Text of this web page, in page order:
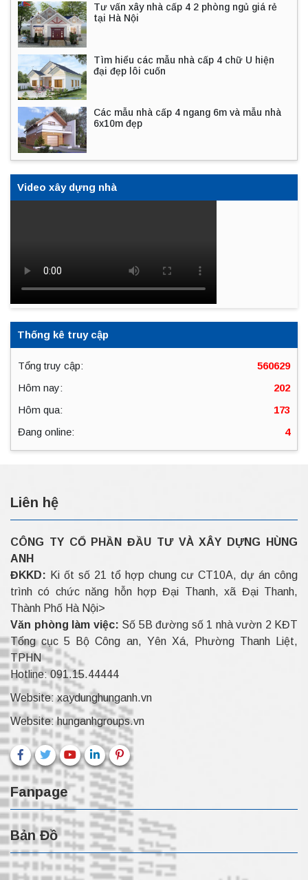
Tư vấn xây nhà cấp 4 2 phòng ngủ giá rẻ
tại Hà Nội
Tìm hiểu các mẫu nhà cấp 4 chữ U hiện
đại đẹp lôi cuốn
Các mẫu nhà cấp 4 ngang 6m và mẫu nhà
6x10m đẹp
Video xây dựng nhà
Thống kê truy cập
560629
Tổng truy cập:
202
Hôm nay:
173
Hôm qua:
4
Đang online:
Liên hệ
CÔNG TY CỔ PHẦN ĐẦU TƯ VÀ XÂY DỰNG HÙNG
ANH
ĐKKD: Ki ốt số 21 tổ hợp chung cư CT10A, dự án công
trình có chức năng hỗn hợp Đại Thanh, xã Đại Thanh,
Thành Phố Hà Nội>
Văn phòng làm việc: Số 5B đường số 1 nhà vườn 2 KĐT
Tổng cục 5 Bộ Công an, Yên Xá, Phường Thanh Liệt,
TPHN
Hotline:091.15.44444
Website:xaydunghunganh.vn
Website:hunganhgroups.vn
Fanpage
Bản Đồ